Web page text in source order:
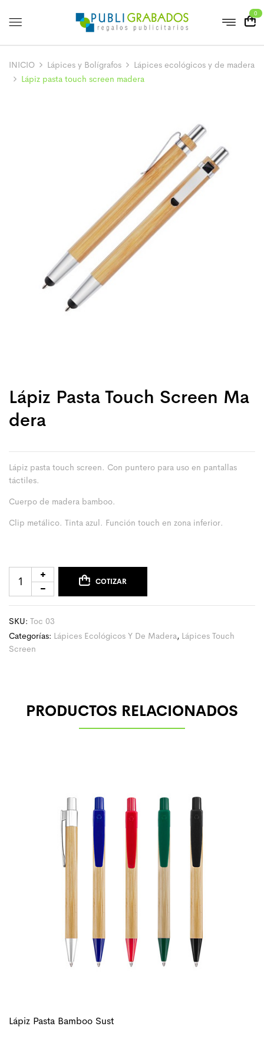
0
INICIO Lápices y Bolígrafos
Lápices ecológicos y de madera
Lápiz pasta touch screen madera
Lápiz Pasta Touch Screen Ma
Dera
Lápiz pasta touch screen. Con puntero para uso en pantallas
táctiles.
Cuerpo de madera bamboo.
Clip metálico. Tinta azul. Función touch en zona inferior.
COTIZAR
SKU: Toc 03
Categorías: Lápices Ecológicos Y De Madera, Lápices Touch
Screen
PRODUCTOS RELACIONADOS
Lápiz Pasta Bamboo Sust